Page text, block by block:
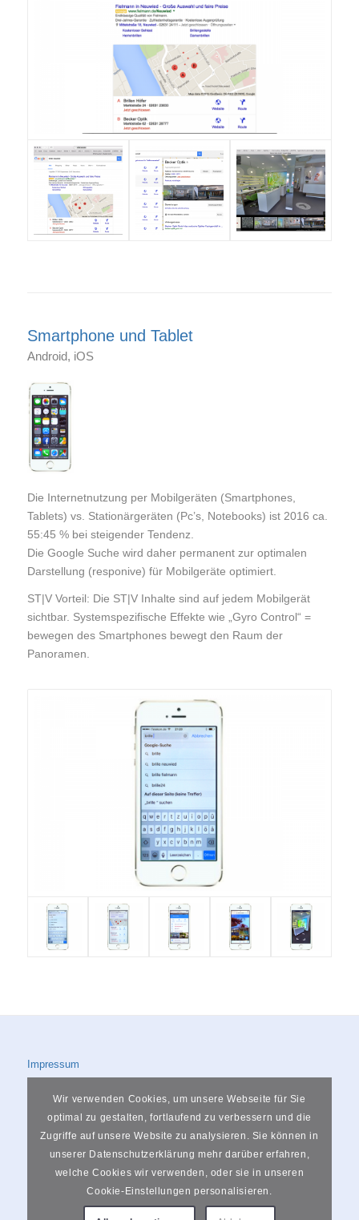
Smartphone und Tablet
Android, iOS
Die Internetnutzung per Mobilgeräten (Smartphones,
Tablets) vs. Stationärgeräten (Pc’s, Notebooks) ist 2016 ca.
55:45 % bei steigender Tendenz.
Die Google Suche wird daher permanent zur optimalen
Darstellung (responive) für Mobilgeräte optimiert.
ST|V Vorteil: Die ST|V Inhalte sind auf jedem Mobilgerät
sichtbar. Systemspezifische Effekte wie „Gyro Control“ =
bewegen des Smartphones bewegt den Raum der
Panoramen.
Impressum
Rheinstraße 34, 56564 Neuwied
Wir verwenden Cookies, um unsere Webseite für Sie
optimal zu gestalten, fortlaufend zu verbessern und die
Zugriffe auf unsere Website zu analysieren. Sie können in
unserer Datenschutzerklärung mehr darüber erfahren,
welche Cookies wir verwenden, oder sie in unseren
Cookie-Einstellungen personalisieren.